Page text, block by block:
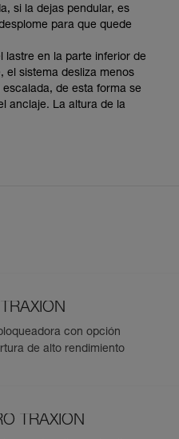
si la dejas pendular, es
para que quede
lastre en la parte inferior de
el sistema desliza menos
de esta forma se
anclaje. La altura de la
con opción
de alto rendimiento
TRAXION